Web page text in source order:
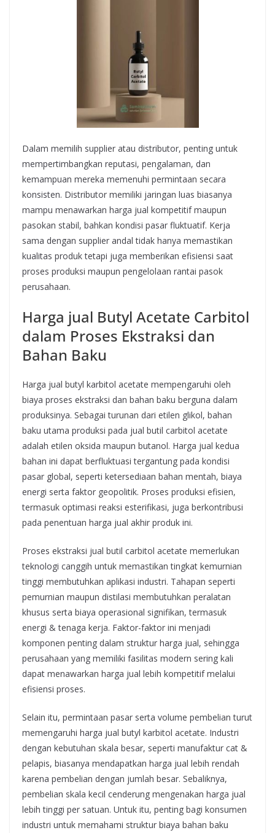
Dalam memilih supplier atau distributor, penting untuk
mempertimbangkan reputasi, pengalaman, dan
kemampuan mereka memenuhi permintaan secara
konsisten. Distributor memiliki jaringan luas biasanya
mampu menawarkan harga jual kompetitif maupun
pasokan stabil, bahkan kondisi pasar fluktuatif. Kerja
sama dengan supplier andal tidak hanya memastikan
kualitas produk tetapi juga memberikan efisiensi saat
proses produksi maupun pengelolaan rantai pasok
perusahaan.
Harga jual Butyl Acetate Carbitol
dalam Proses Ekstraksi dan
Bahan Baku
Harga jual butyl karbitol acetate mempengaruhi oleh
biaya proses ekstraksi dan bahan baku berguna dalam
produksinya. Sebagai turunan dari etilen glikol, bahan
baku utama produksi pada jual butil carbitol acetate
adalah etilen oksida maupun butanol. Harga jual kedua
bahan ini dapat berfluktuasi tergantung pada kondisi
pasar global, seperti ketersediaan bahan mentah, biaya
energi serta faktor geopolitik. Proses produksi efisien,
termasuk optimasi reaksi esterifikasi, juga berkontribusi
pada penentuan harga jual akhir produk ini.
Proses ekstraksi jual butil carbitol acetate memerlukan
teknologi canggih untuk memastikan tingkat kemurnian
tinggi membutuhkan aplikasi industri. Tahapan seperti
pemurnian maupun distilasi membutuhkan peralatan
khusus serta biaya operasional signifikan, termasuk
energi & tenaga kerja. Faktor-faktor ini menjadi
komponen penting dalam struktur harga jual, sehingga
perusahaan yang memiliki fasilitas modern sering kali
dapat menawarkan harga jual lebih kompetitif melalui
efisiensi proses.
Selain itu, permintaan pasar serta volume pembelian turut
memengaruhi harga jual butyl karbitol acetate. Industri
dengan kebutuhan skala besar, seperti manufaktur cat &
pelapis, biasanya mendapatkan harga jual lebih rendah
karena pembelian dengan jumlah besar. Sebaliknya,
pembelian skala kecil cenderung mengenakan harga jual
lebih tinggi per satuan. Untuk itu, penting bagi konsumen
industri untuk memahami struktur biaya bahan baku